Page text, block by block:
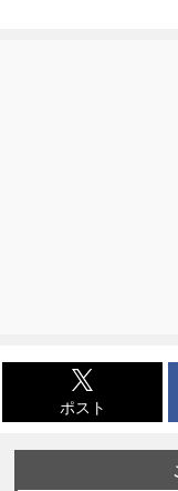
ポスト